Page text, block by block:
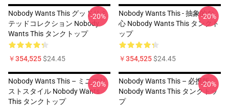
Nobody Wants This グッドリミ
テッドコレクション Nobody
Wants This タンクトップ
￥354,525$24.45
-20%
Nobody Wants This - 抽象的な
心 Nobody Wants This タンクト
ップ
￥354,525$24.45
-20%
Nobody Wants This – ミニマリ
ストスタイル Nobody Wants
This タンクトップ
-20%
Nobody Wants This – 必携版
Nobody Wants This タンクトッ
プ
-20%